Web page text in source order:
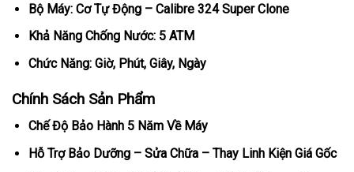
Bộ Máy: Cơ Tự Động – Calibre 324 Super Clone
Khả Năng Chống Nước: 5 ATM
Chức Năng: Giờ, Phút, Giây, Ngày
Chính Sách Sản Phẩm
Chế Độ Bảo Hành 5 Năm Về Máy
Hỗ Trợ Bảo Dưỡng – Sửa Chữa – Thay Linh Kiện Giá Gốc